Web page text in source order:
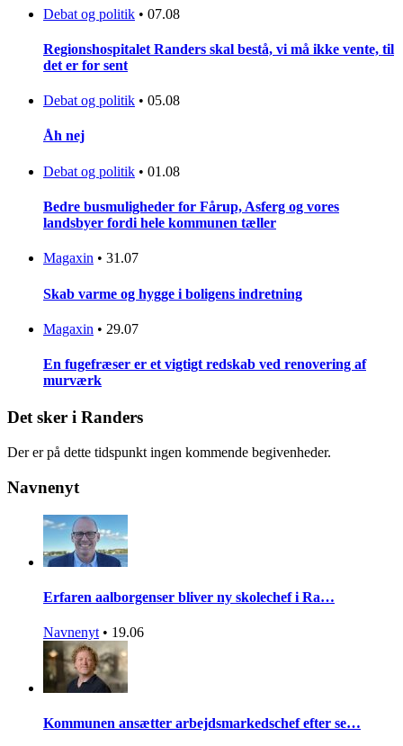
Debat og politik • 07.08
Regionshospitalet Randers skal bestå, vi må ikke vente, til
det er for sent
Debat og politik • 05.08
Åh nej
Debat og politik • 01.08
Bedre busmuligheder for Fårup, Asferg og vores
landsbyer fordi hele kommunen tæller
Magaxin • 31.07
Skab varme og hygge i boligens indretning
Magaxin • 29.07
En fugefræser er et vigtigt redskab ved renovering af
murværk
Det sker i Randers
Der er på dette tidspunkt ingen kommende begivenheder.
Navnenyt
Erfaren aalborgenser bliver ny skolechef i Ra…
Navnenyt • 19.06
Kommunen ansætter arbejdsmarkedschef efter se…